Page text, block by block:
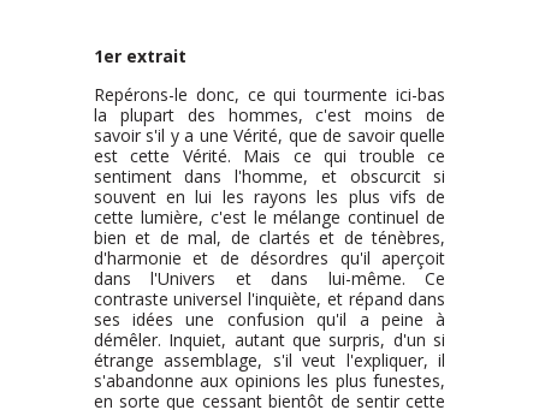
1er extrait
Repérons-le donc, ce qui tourmente ici-bas
la plupart des hommes, c'est moins de
savoir s'il y a une Vérité, que de savoir quelle
est cette Vérité. Mais ce qui trouble ce
sentiment dans l'homme, et obscurcit si
souvent en lui les rayons les plus vifs de
cette lumière, c'est le mélange continuel de
bien et de mal, de clartés et de ténèbres,
d'harmonie et de désordres qu'il aperçoit
dans l'Univers et dans lui-même. Ce
contraste universel l'inquiète, et répand dans
ses idées une confusion qu'il a peine à
démêler. Inquiet, autant que surpris, d'un si
étrange assemblage, s'il veut l'expliquer, il
s'abandonne aux opinions les plus funestes,
en sorte que cessant bientôt de sentir cette